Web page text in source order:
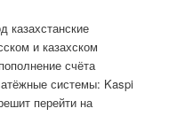
казахстанские
и казахском
счёта
системы: Kaspi
перейти на